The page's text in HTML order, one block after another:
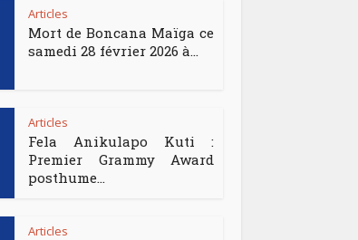
Articles
Mort de Boncana Maïga ce
samedi 28 février 2026 à...
Articles
Fela Anikulapo Kuti :
Premier Grammy Award
posthume...
Articles